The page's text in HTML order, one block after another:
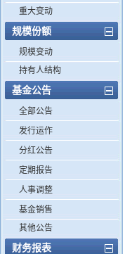
重大变动
规模份额
规模变动
持有人结构
基金公告
全部公告
发行运作
分红公告
定期报告
人事调整
基金销售
其他公告
财务报表